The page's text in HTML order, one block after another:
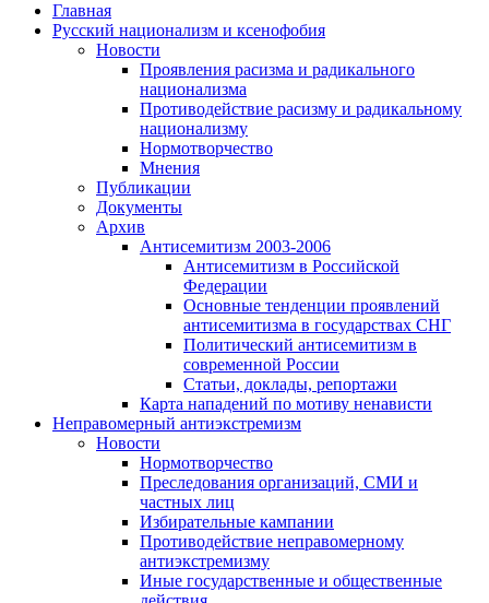
Главная
Русский национализм и ксенофобия
Новости
Проявления расизма и радикального
национализма
Противодействие расизму и радикальному
национализму
Нормотворчество
Мнения
Публикации
Документы
Архив
Антисемитизм 2003-2006
Антисемитизм в Российской
Федерации
Основные тенденции проявлений
антисемитизма в государствах СНГ
Политический антисемитизм в
современной России
Статьи, доклады, репортажи
Карта нападений по мотиву ненависти
Неправомерный антиэкстремизм
Новости
Нормотворчество
Преследования организаций, СМИ и
частных лиц
Избирательные кампании
Противодействие неправомерному
антиэкстремизму
Иные государственные и общественные